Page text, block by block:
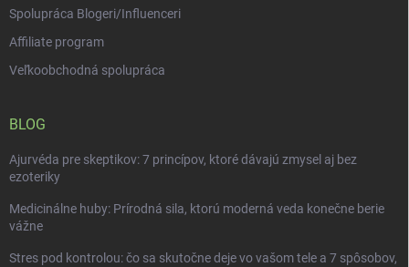
Spolupráca Blogeri/Influenceri
Affiliate program
Veľkoobchodná spolupráca
BLOG
Ajurvéda pre skeptikov: 7 princípov, ktoré dávajú zmysel aj bez
ezoteriky
Medicinálne huby: Prírodná sila, ktorú moderná veda konečne berie
vážne
Stres pod kontrolou: čo sa skutočne deje vo vašom tele a 7 spôsobov,